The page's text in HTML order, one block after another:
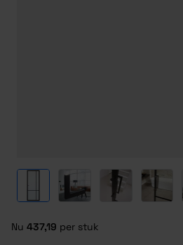
View larger imageView larger image
View larger
View
Nu 437,19 per stuk